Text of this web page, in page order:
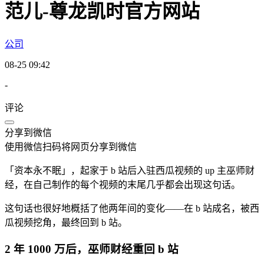
范儿-尊龙凯时官方网站
公司
08-25 09:42
-
评论
分享到微信
使用微信扫码将网页分享到微信
「资本永不眠」，起家于 b 站后入驻西瓜视频的 up 主巫师财
经，在自己制作的每个视频的末尾几乎都会出现这句话。
这句话也很好地概括了他两年间的变化——在 b 站成名，被西
瓜视频挖角，最终回到 b 站。
2 年 1000 万后，巫师财经重回 b 站